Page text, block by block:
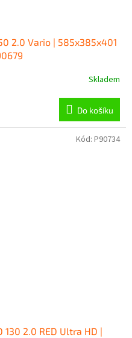
2.0 Vario | 585x385x401
Skladem
Do košíku
130 2.0 RED Ultra HD |
Kód: P90734